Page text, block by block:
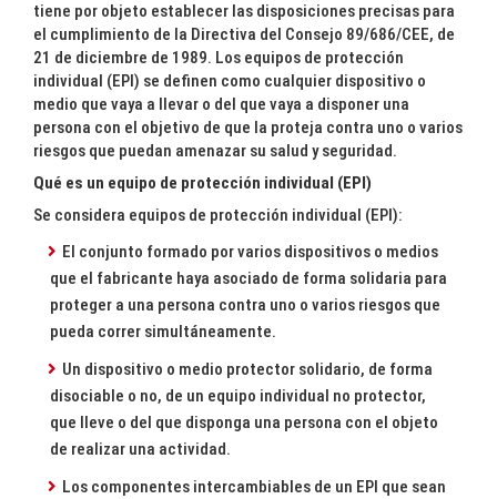
tiene por objeto establecer las disposiciones precisas para
el cumplimiento de la Directiva del Consejo 89/686/CEE, de
21 de diciembre de 1989. Los equipos de protección
individual (EPI) se definen como cualquier dispositivo o
medio que vaya a llevar o del que vaya a disponer una
persona con el objetivo de que la proteja contra uno o varios
riesgos que puedan amenazar su salud y seguridad.
Qué es un equipo de protección individual (EPI)
Se considera equipos de protección individual (EPI):
El conjunto formado por varios dispositivos o medios
que el fabricante haya asociado de forma solidaria para
proteger a una persona contra uno o varios riesgos que
pueda correr simultáneamente.
Un dispositivo o medio protector solidario, de forma
disociable o no, de un equipo individual no protector,
que lleve o del que disponga una persona con el objeto
de realizar una actividad.
Los componentes intercambiables de un EPI que sean